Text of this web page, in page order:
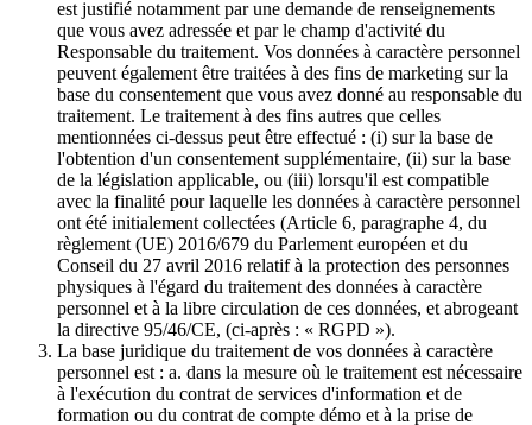
est justifié notamment par une demande de renseignements
que vous avez adressée et par le champ d'activité du
Responsable du traitement. Vos données à caractère personnel
peuvent également être traitées à des fins de marketing sur la
base du consentement que vous avez donné au responsable du
traitement. Le traitement à des fins autres que celles
mentionnées ci-dessus peut être effectué : (i) sur la base de
l'obtention d'un consentement supplémentaire, (ii) sur la base
de la législation applicable, ou (iii) lorsqu'il est compatible
avec la finalité pour laquelle les données à caractère personnel
ont été initialement collectées (Article 6, paragraphe 4, du
règlement (UE) 2016/679 du Parlement européen et du
Conseil du 27 avril 2016 relatif à la protection des personnes
physiques à l'égard du traitement des données à caractère
personnel et à la libre circulation de ces données, et abrogeant
la directive 95/46/CE, (ci-après : « RGPD »).
La base juridique du traitement de vos données à caractère
personnel est : a. dans la mesure où le traitement est nécessaire
à l'exécution du contrat de services d'information et de
formation ou du contrat de compte démo et à la prise de